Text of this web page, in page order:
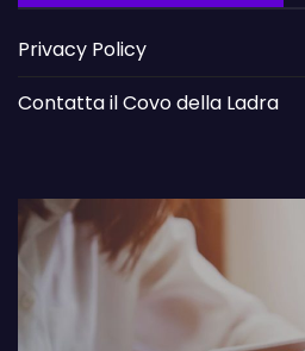
Privacy Policy
Contatta il Covo della Ladra